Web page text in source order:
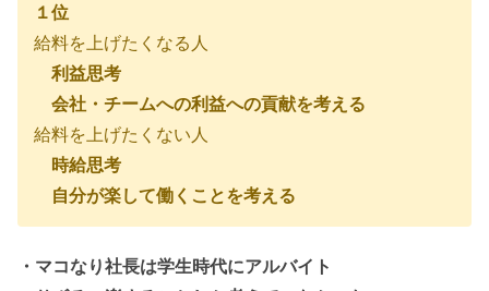
１位
給料を上げたくなる人
利益思考
会社・チームへの利益への貢献を考える
給料を上げたくない人
時給思考
自分が楽して働くことを考える
・マコなり社長は学生時代にアルバイト